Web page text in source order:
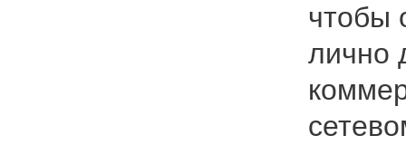
чтобы
лично